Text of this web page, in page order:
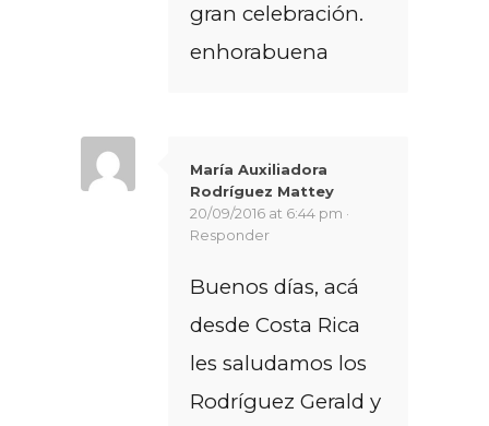
gran celebración.
enhorabuena
María Auxiliadora
Rodríguez Mattey
20/09/2016 at 6:44 pm ·
Responder
Buenos días, acá
desde Costa Rica
les saludamos los
Rodríguez Gerald y